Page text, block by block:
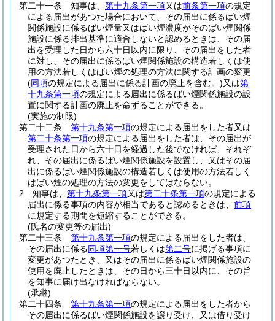
第二十一条
知事は、 第十九条第一項又は前条第一項の規定
による届出があつた場合において、その届出に係るばい煙
関係施設に係るばい煙量又はばい煙濃度がそのばい煙関係
施設に係る排出基準に適合しないと認めるときは、その届
出を受理した日から六十日以内に限り、その届出をした者
に対し、その届出に係るばい煙関係施設の構造若しくは使
用の方法若しくはばい煙の処理の方法に関する計画の変更
(同項の規定による届出に係る計画の廃止を含む。)又は第
十九条第一項の規定による届出に係るばい煙関係施設の設
置に関する計画の廃止を命ずることができる。
(実施の制限)
第二十二条
第十九条第一項の規定による届出をした者又は
第二十条第一項の規定による届出をした者は、その届出が
受理された日から六十日を経過した後でなければ、それぞ
れ、その届出に係るばい煙関係施設を設置し、又はその届
出に係るばい煙関係施設の構造若しくは使用の方法若しく
はばい煙の処理の方法の変更をしてはならない。
2
知事は、 第十九条第一項又は第二十条第一項の規定による
届出に係る事項の内容が相当であると認めるときは、 前項
に規定する期間を短縮することができる。
(氏名の変更等の届出)
第二十三条
第十九条第一項の規定による届出をした者は、
その届出に係る同項第一号若しくは第二号に掲げる事項に
変更があつたとき、又はその届出に係るばい煙関係施設の
使用を廃止したときは、その日から三十日以内に、その旨
を知事に届け出なければならない。
(承継)
第二十四条
第十九条第一項の規定による届出をした者から
その届出に係るばい煙関係施設を譲り受け、又は借り受け